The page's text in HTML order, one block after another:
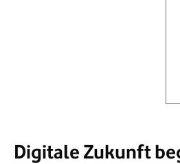
Digitale Zukunft